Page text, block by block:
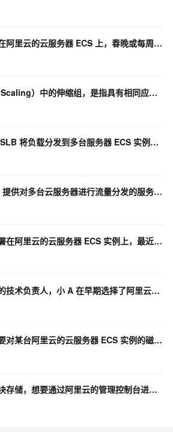
某视频公司的服务部署在阿里云的云服务器 ECS 上，春晚或每周五热门节目来临时，如临大敌，又不想长期
阿里云弹性伸缩（AutoScaling）中的伸缩组，是指具有相同应用场景的 ECS 实例集合。当用户
使用阿里云的负载均衡 SLB 将负载分发到多台服务器 ECS 实例上去的时候，哪些工具即可获得发起请
阿里云的负载均衡 SLB 提供对多台云服务器进行流量分发的服务，支持四层和七层的流量转发。其中七层流
小张管理的网站选择部署在阿里云的云服务器 ECS 实例上，最近发现一个现象，网站首页的宣传视频在某些
为一个互联网初创企业的技术负责人，小 A 在早期选择了阿里云的云服务器 ECS 并将 Java 应用
出于业务的需求，您需要对某台阿里云的云服务器 ECS 实例的磁盘进行初始化操作，可以通过什么方法提前
已经创建好了一块新的块存储，想要通过阿里云的管理控制台进行磁盘挂载到云服务器 ECS 实例上的操作，